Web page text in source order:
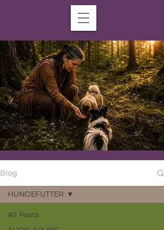
Blog
All Posts
HUNDEFUTTER